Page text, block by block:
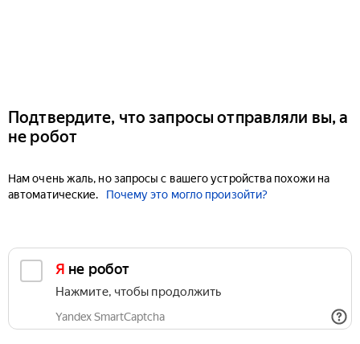
Подтвердите, что запросы отправляли вы, а
не робот
Нам очень жаль, но запросы с вашего устройства похожи на
автоматические.
Почему это могло произойти?
Я не робот
Нажмите, чтобы продолжить
Yandex SmartCaptcha